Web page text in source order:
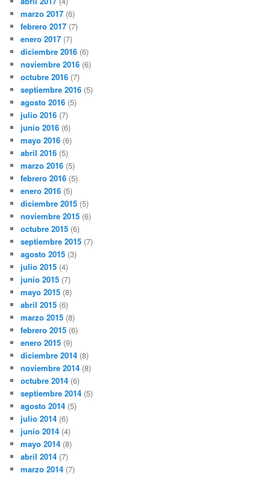
marzo 2017 (6)
febrero 2017 (7)
enero 2017 (7)
diciembre 2016 (6)
noviembre 2016 (6)
octubre 2016 (7)
septiembre 2016 (5)
agosto 2016 (5)
julio 2016 (7)
junio 2016 (6)
mayo 2016 (6)
abril 2016 (5)
marzo 2016 (5)
febrero 2016 (5)
enero 2016 (5)
diciembre 2015 (5)
noviembre 2015 (6)
octubre 2015 (6)
septiembre 2015 (7)
agosto 2015 (3)
julio 2015 (4)
junio 2015 (7)
mayo 2015 (8)
abril 2015 (6)
marzo 2015 (8)
febrero 2015 (6)
enero 2015 (9)
diciembre 2014 (8)
noviembre 2014 (8)
octubre 2014 (6)
septiembre 2014 (5)
agosto 2014 (5)
julio 2014 (6)
junio 2014 (4)
mayo 2014 (8)
abril 2014 (7)
marzo 2014 (7)